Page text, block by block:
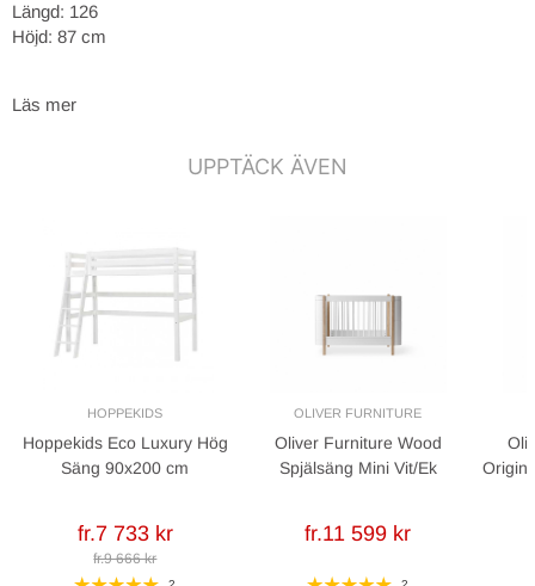
Längd: 126
Höjd: 87 cm
Mått:
juniorsäng med eller utan ryggstöd och en sängvakt.
Läs mer
UPPTÄCK ÄVEN
HOPPEKIDS
Hoppekids Eco Luxury Hög
Säng 90x200 cm
fr.7 733 kr
fr.9 666 kr
OLIVER FURNITURE
Oliver Furniture Wood
Spjälsäng Mini Vit/Ek
fr.11 599 kr